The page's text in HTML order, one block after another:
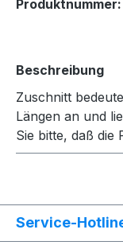
Produktnummer:
Beschreibung
Zuschnitt
Längen an und
Sie bitte, daß die
Service-